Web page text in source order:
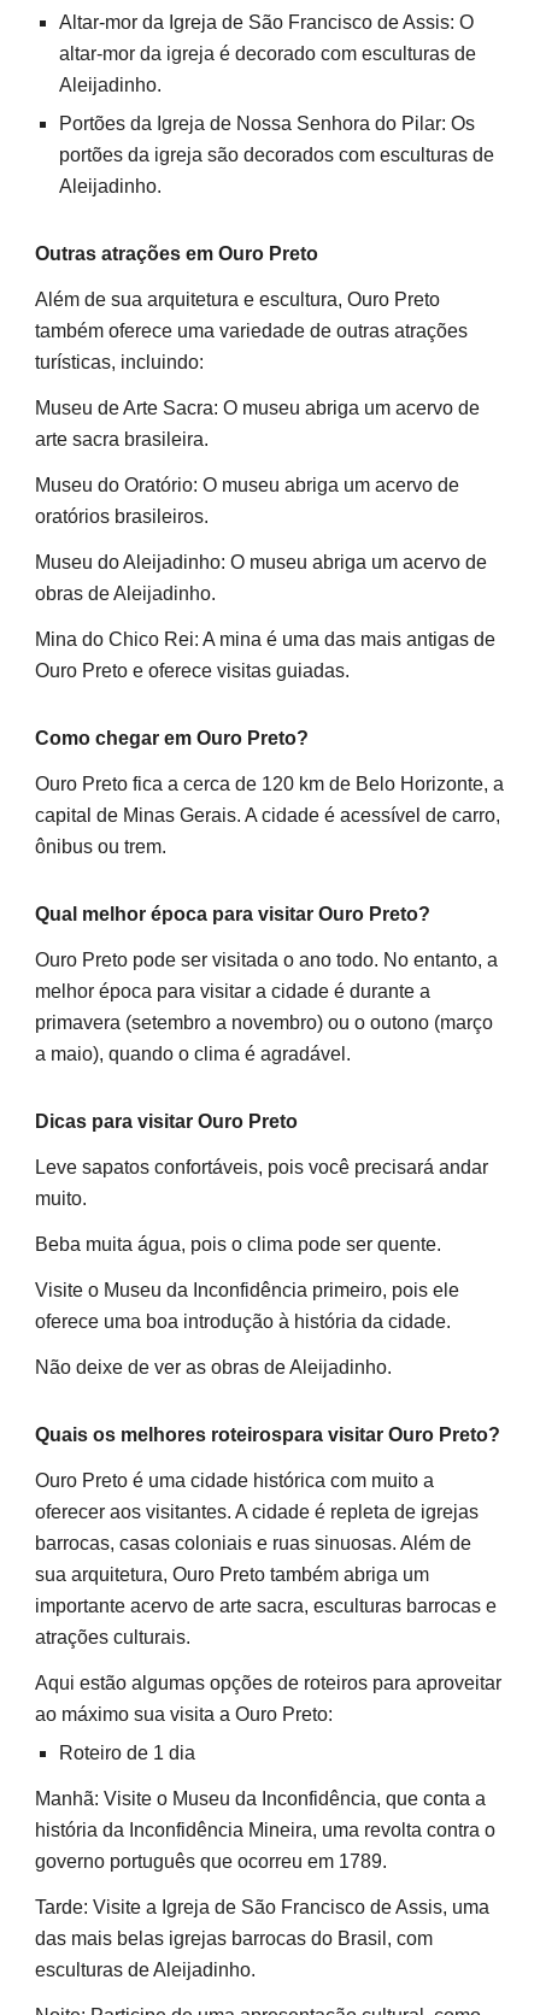
Altar-mor da Igreja de São Francisco de Assis: O
altar-mor da igreja é decorado com esculturas de
Aleijadinho.
Portões da Igreja de Nossa Senhora do Pilar: Os
portões da igreja são decorados com esculturas de
Aleijadinho.
Outras atrações em Ouro Preto
Além de sua arquitetura e escultura, Ouro Preto
também oferece uma variedade de outras atrações
turísticas, incluindo:
Museu de Arte Sacra: O museu abriga um acervo de
arte sacra brasileira.
Museu do Oratório: O museu abriga um acervo de
oratórios brasileiros.
Museu do Aleijadinho: O museu abriga um acervo de
obras de Aleijadinho.
Mina do Chico Rei: A mina é uma das mais antigas de
Ouro Preto e oferece visitas guiadas.
Como chegar em Ouro Preto?
Ouro Preto fica a cerca de 120 km de Belo Horizonte, a
capital de Minas Gerais. A cidade é acessível de carro,
ônibus ou trem.
Qual melhor época para visitar Ouro Preto?
Ouro Preto pode ser visitada o ano todo. No entanto, a
melhor época para visitar a cidade é durante a
primavera (setembro a novembro) ou o outono (março
a maio), quando o clima é agradável.
Dicas para visitar Ouro Preto
Leve sapatos confortáveis, pois você precisará andar
muito.
Beba muita água, pois o clima pode ser quente.
Visite o Museu da Inconfidência primeiro, pois ele
oferece uma boa introdução à história da cidade.
Não deixe de ver as obras de Aleijadinho.
Quais os melhores roteirospara visitar Ouro Preto?
Ouro Preto é uma cidade histórica com muito a
oferecer aos visitantes. A cidade é repleta de igrejas
barrocas, casas coloniais e ruas sinuosas. Além de
sua arquitetura, Ouro Preto também abriga um
importante acervo de arte sacra, esculturas barrocas e
atrações culturais.
Aqui estão algumas opções de roteiros para aproveitar
ao máximo sua visita a Ouro Preto:
Roteiro de 1 dia
Manhã: Visite o Museu da Inconfidência, que conta a
história da Inconfidência Mineira, uma revolta contra o
governo português que ocorreu em 1789.
Tarde: Visite a Igreja de São Francisco de Assis, uma
das mais belas igrejas barrocas do Brasil, com
esculturas de Aleijadinho.